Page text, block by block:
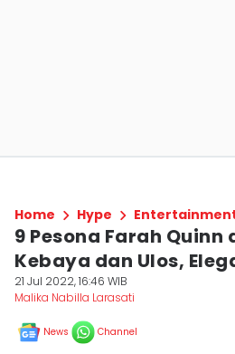
Home Hype
9 Pesona Farah
Kebaya dan Ulos,
21 Jul 2022, 16:46 WIB
Malika Nabilla Larasati
News Channel